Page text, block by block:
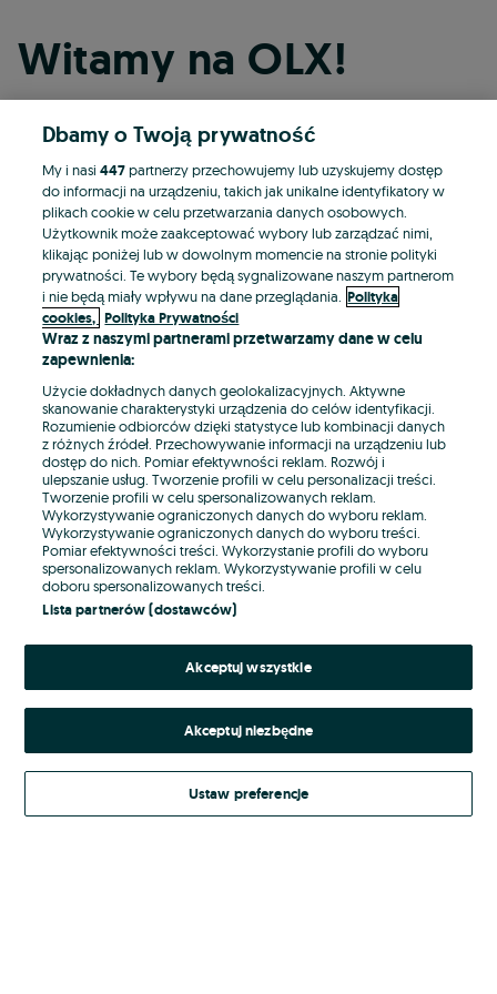
Witamy na OLX!
Kontynuuj przez Facebooka
Kontynuuj przez konto Apple
Kontynuuj przez konto Google
LUB
E-mail
Hasło
Nie pamiętasz hasła?
Zaloguj się
Kontynuując za pośrednictwem jednego z dostawców wskazanych powyżej,
Regulamin serwisuOLX.pl w jego aktualnym brzmieniu.
Dbamy o Twoją prywatność
My i nasi447partnerzy przechowujemy lub uzyskujemy dostęp
do informacji na urządzeniu, takich jak unikalne identyfikatory w
plikach cookie w celu przetwarzania danych osobowych.
Użytkownik może zaakceptować wybory lub zarządzać nimi,
klikając poniżej lub w dowolnym momencie na stronie polityki
prywatności. Te wybory będą sygnalizowane naszym partnerom
i nie będą miały wpływu na dane przeglądania. Polityka
cookies, Polityka Prywatności
Wraz z naszymi partnerami przetwarzamy dane w celu
zapewnienia:
Użycie dokładnych danych geolokalizacyjnych. Aktywne
skanowanie charakterystyki urządzenia do celów identyfikacji.
Rozumienie odbiorców dzięki statystyce lub kombinacji danych
z różnych źródeł. Przechowywanie informacji na urządzeniu lub
dostęp do nich. Pomiar efektywności reklam. Rozwój i
ulepszanie usług. Tworzenie profili w celu personalizacji treści.
Tworzenie profili w celu spersonalizowanych reklam.
Wykorzystywanie ograniczonych danych do wyboru reklam.
Wykorzystywanie ograniczonych danych do wyboru treści.
Pomiar efektywności treści. Wykorzystanie profili do wyboru
spersonalizowanych reklam. Wykorzystywanie profili w celu
doboru spersonalizowanych treści.
Lista partnerów (dostawców)
Akceptuj wszystkie
Akceptuj niezbędne
Ustaw preferencje